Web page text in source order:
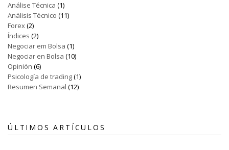
Análise Técnica (1)
Análisis Técnico (11)
Forex(2)
Índices (2)
Negociar em Bolsa (1)
Negociar en Bolsa (10)
Opinión (6)
Psicología de trading(1)
Resumen Semanal (12)
ÚLTIMOS ARTÍCULOS